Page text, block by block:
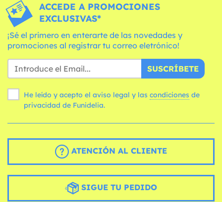
ACCEDE A PROMOCIONES
EXCLUSIVAS*
¡Sé el primero en enterarte de las novedades y
promociones al registrar tu correo eletrónico!
SUSCRÍBETE
He leído y acepto el aviso legal y las condiciones
privacidad de Funidelia.
ATENCIÓN AL CLIENTE
SIGUE TU PEDIDO